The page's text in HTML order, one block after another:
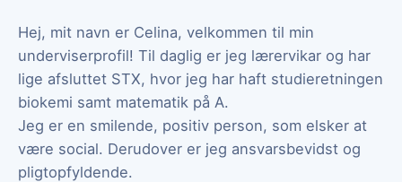
Hej, mit navn er Celina, velkommen til min
underviserprofil! Til daglig er jeg lærervikar og har
lige afsluttet STX, hvor jeg har haft studieretningen
biokemi samt matematik på A.
Jeg er en smilende, positiv person, som elsker at
være social. Derudover er jeg ansvarsbevidst og
pligtopfyldende.